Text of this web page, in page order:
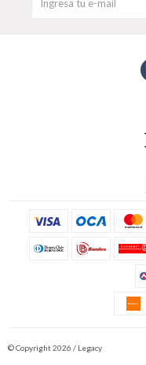
© Copyright 2026 / Legacy